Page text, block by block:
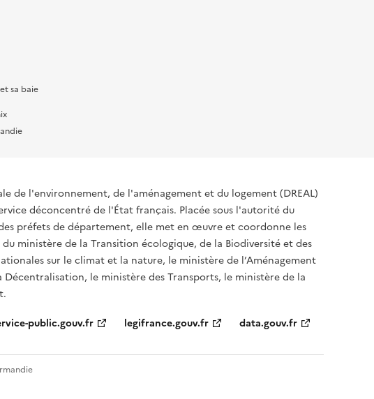
sa baie
de l'environnement, de l'aménagement et du logement (DREAL)
déconcentré de l'État français. Placée sous l'autorité du
préfets de département, elle met en œuvre et coordonne les
ministère de la Transition écologique, de la Biodiversité et des
sur le climat et la nature, le ministère de l’Aménagement
le ministère des Transports, le ministère de la
public.gouv.fr legifrance.gouv.fr data.gouv.fr